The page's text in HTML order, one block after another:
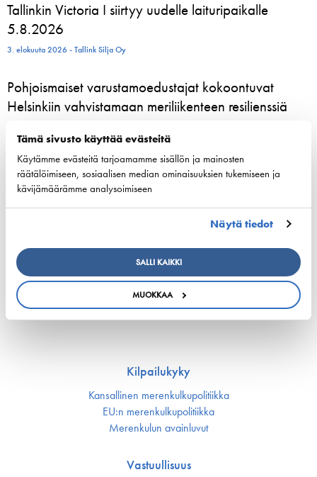
Tämä sivusto käyttää evästeitä
Käytämme evästeitä tarjoamamme sisällön ja mainosten
räätälöimiseen, sosiaalisen median ominaisuuksien tukemiseen ja
kävijämäärämme analysoimiseen
Näytä tiedot
SALLI KAIKKI
MUOKKAA
Tallinkin Victoria I siirtyy uudelle laituripaikalle
5.8.2026
3. elokuuta 2026 - Tallink Silja Oy
Pohjoismaiset varustamoedustajat kokoontuvat
Helsinkiin vahvistamaan meriliikenteen resilienssiä
800 kesätyöntekijää aloittelee parhaillaan Viking
Linen laivoilla – moni heistä löytää uran
European shipping and aviation sectors urge EU to
channel ETS revenues into clean fuels
22. kesäkuuta 2026 - safety4sea.com
Kilpailukyky
Kansallinen merenkulku­politiikka
EU:n merenkulku­politiikka
Merenkulun avainluvut
Vastuullisuus